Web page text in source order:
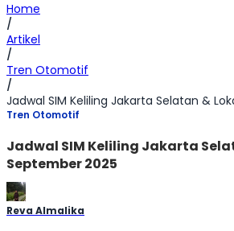
Home
/
Artikel
/
Tren Otomotif
/
Jadwal SIM Keliling Jakarta Selatan &
Tren Otomotif
Jadwal SIM Keliling Jakarta
September 2025
Reva Almalika